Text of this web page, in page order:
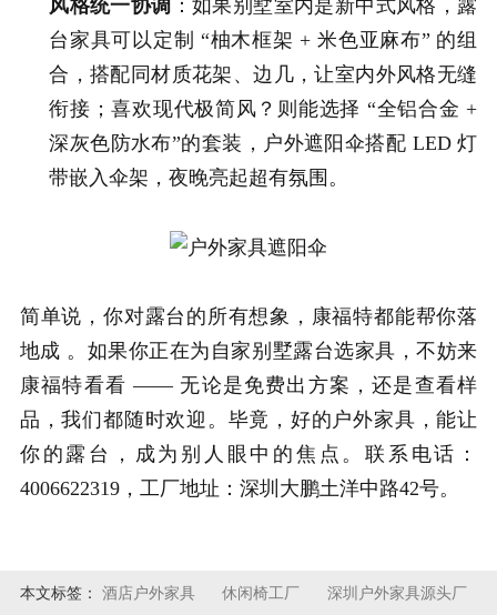
风格统一协调 ：如果别墅室内是新中式风格，露
台家具可以定制 “柚木框架 + 米色亚麻布” 的组
合，搭配同材质花架、边几，让室内外风格无缝
衔接；喜欢现代极简风？则能选择 “全铝合金 +
深灰色防水布”的套装，户外遮阳伞搭配 LED 灯
带嵌入伞架，夜晚亮起超有氛围。
简单说，你对露台的所有想象，康福特都能帮你落
地成 。如果你正在为自家别墅露台选家具，不妨来
康福特看看 —— 无论是免费出方案，还是查看样
品，我们都随时欢迎。毕竟，好的户外家具，能让
你的露台，成为别人眼中的焦点。联系电话：
4006622319，工厂地址：深圳大鹏土洋中路42号。
本文标签： 酒店户外家具 休闲椅工厂 深圳户外家具源头厂